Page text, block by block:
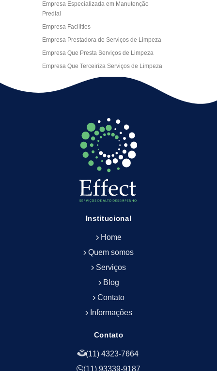
Empresa Especializada em Manutenção
Predial
Empresa Facilities
Empresa Prestadora de Serviços de Limpeza
Empresa Que Presta Serviços de Limpeza
Empresa Que Terceiriza Serviços de Limpeza
Empresa Terceirizada de Portaria
Empresa de Facilities
Empresa de Limpeza Empresarial
Empresa de Limpeza Predial
Empresa de Limpeza Predial Terceirizada
Empresa de Limpeza de Escritório
Empresa de Limpeza de Fachada
Empresa de Limpeza de Fachadas
Empresa de Limpeza e Conservação Predial
Empresa de Portaria e Controlador de Acesso
Empresa de Portaria e Limpeza
Empresa de Serviços Terceirizados
Empresa de Terceirização de Portaria
Empresa de Terceirização de Serviços de
Empresa de Terceirização de Serviços de
Empresa de Zeladoria e Portaria
Empresas Terceirizadas Recepção
Institucional
Home
Quem somos
Serviços
Blog
Contato
Informações
Contato
(11) 4323-7664
(11) 93339-9187